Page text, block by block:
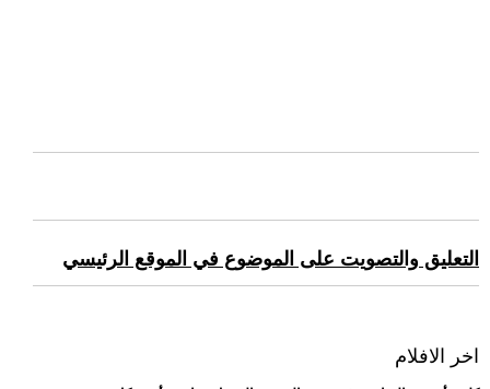
التعليق والتصويت على الموضوع في الموقع الرئيسي
اخر الافلام